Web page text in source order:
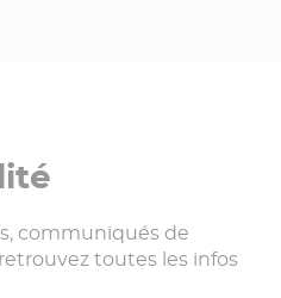
communiqués de
toutes les infos